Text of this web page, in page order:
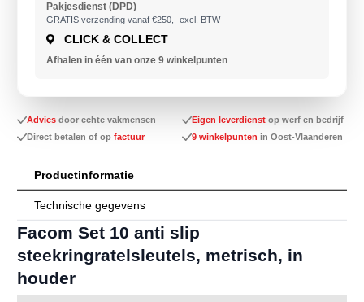
Pakjesdienst (DPD)
GRATIS verzending vanaf €250,- excl. BTW
CLICK & COLLECT
Afhalen in één van onze 9 winkelpunten
Adviesdoor echte vakmensen Eigen leverdienstop werf en bedrijf
Direct betalen of op factuur 9 winkelpunten in Oost-Vlaanderen
Productinformatie
Technische gegevens
Facom Set 10 anti slip
steekringratelsleutels, metrisch, in
houder